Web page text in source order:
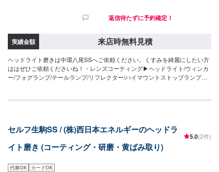
返信待たずに予約確定！
実績金額 来店時無料見積
ヘッドライト磨きは中環八尾SSへご依頼ください。くすみを綺麗にしたい方
ははぜひご依頼くださいね！・レンズコーティング▶︎ヘッドライト/ウィンカ
ー/フォグランプ/テールランプ/リフレクター/ハイマウントストップランプ
セルフ生駒SS / (株)西日本エネルギーのヘッドラ
イト磨き (コーティング・研磨・黄ばみ取り)
5.0(2件)
代車OK カードOK